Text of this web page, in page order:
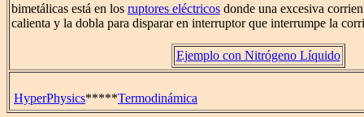
bimetálicas está en los ruptores eléctricos donde una excesiva
calienta y la dobla para disparar en interruptor que interrumpe la
Ejemplo con Nitrógeno Líquido
HyperPhysics*****Termodinámica